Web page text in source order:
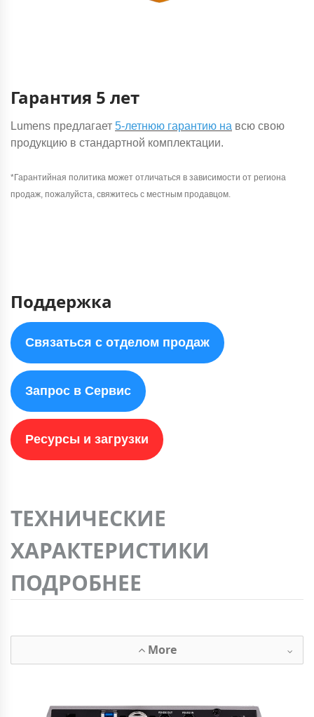
Гарантия 5 лет
Lumens предлагает 5-летнюю гарантию на всю свою
продукцию в стандартной комплектации.
*Гарантийная политика может отличаться в зависимости от региона
продаж, пожалуйста, свяжитесь с местным продавцом.
Поддержка
Связаться с отделом продаж
Запрос в Сервис
Ресурсы и загрузки
ТЕХНИЧЕСКИЕ
ХАРАКТЕРИСТИКИ
ПОДРОБНЕЕ
More